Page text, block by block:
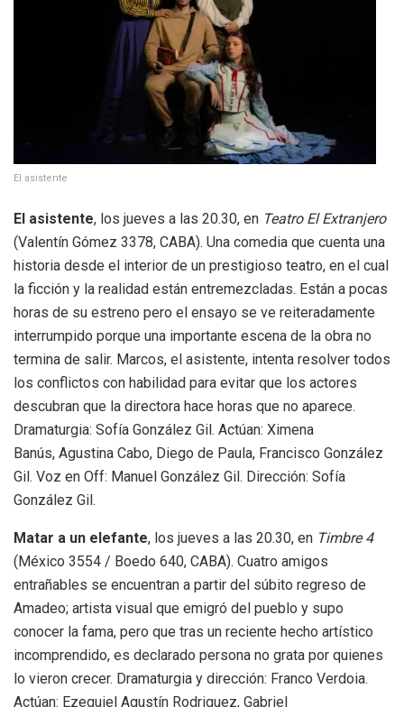
El asistente
El asistente, los jueves a las 20.30, en Teatro El Extranjero
(Valentín Gómez 3378, CABA). Una comedia que cuenta una
historia desde el interior de un prestigioso teatro, en el cual
la ficción y la realidad están entremezcladas. Están a pocas
horas de su estreno pero el ensayo se ve reiteradamente
interrumpido porque una importante escena de la obra no
termina de salir. Marcos, el asistente, intenta resolver todos
los conflictos con habilidad para evitar que los actores
descubran que la directora hace horas que no aparece.
Dramaturgia: Sofía González Gil. Actúan: Ximena
Banús, Agustina Cabo, Diego de Paula, Francisco González
Gil. Voz en Off: Manuel González Gil. Dirección: Sofía
González Gil.
Matar a un elefante, los jueves a las 20.30, en Timbre 4
(México 3554 / Boedo 640, CABA). Cuatro amigos
entrañables se encuentran a partir del súbito regreso de
Amadeo; artista visual que emigró del pueblo y supo
conocer la fama, pero que tras un reciente hecho artístico
incomprendido, es declarado persona no grata por quienes
lo vieron crecer. Dramaturgia y dirección: Franco Verdoia.
Actúan: Ezequiel Agustín Rodriguez, Gabriel